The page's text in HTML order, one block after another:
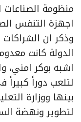
منظومة
اجهزة التنفس
وذكر ان
الدولة كانت
اشبه بوكر امني،
لتلعب دوراً كبيراً
بينها ووزارة
لتطوير ونهضة